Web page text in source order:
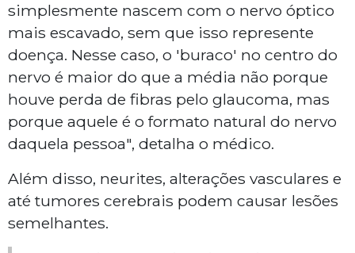
simplesmente nascem com o nervo óptico
mais escavado, sem que isso represente
doença. Nesse caso, o 'buraco' no centro do
nervo é maior do que a média não porque
houve perda de fibras pelo glaucoma, mas
porque aquele é o formato natural do nervo
daquela pessoa", detalha o médico.
Além disso, neurites, alterações vasculares e
até tumores cerebrais podem causar lesões
semelhantes.